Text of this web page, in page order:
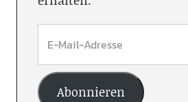
Abonnieren